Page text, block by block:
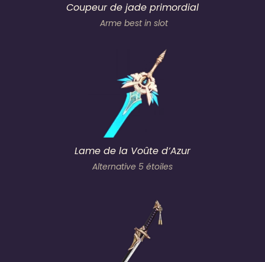
Coupeur de jade primordial
Arme best in slot
Lame de la Voûte d’Azur
Alternative 5 étoiles